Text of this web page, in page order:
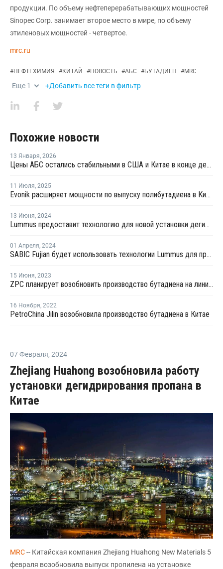
продукции. По объему нефтеперерабатывающих мощностей
Sinopec Corp. занимает второе место в мире, по объему
этиленовых мощностей - четвертое.
mrc.ru
#НЕФТЕХИМИЯ #КИТАЙ #НОВОСТЬ #АБС #БУТАДИЕН #MRC
Еще 1 +Добавить все теги в фильтр
Похожие новости
13 Января, 2026
Цены АБС остались стабильными в США и Китае в конце декабря прошлого года
11 Июля, 2025
Evonik расширяет мощности по выпуску полибутадиена в Китае
13 Июня, 2024
Lummus предоставит технологию для новой установки дегидрирования пропана в Китае
01 Апреля, 2024
SABIC Fujian будет использовать технологии Lummus для производства этилена
15 Июня, 2023
ZPC планирует возобновить производство бутадиена на линии №1 в Китае
16 Ноября, 2022
PetroChina Jilin возобновила производство бутадиена в Китае
07 Февраля, 2024
Zhejiang Huahong возобновила работу
установки дегидрирования пропана в
Китае
МRC-- Китайская компания Zhejiang Huahong New Materials 5
февраля возобновила выпуск пропилена на установке